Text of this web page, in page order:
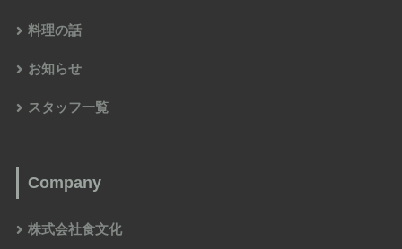
料理の話
お知らせ
スタッフ一覧
Company
株式会社食文化